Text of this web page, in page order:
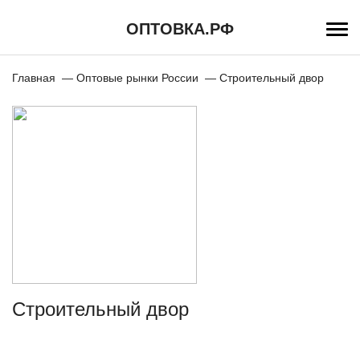
ОПТОВКА.РФ
Строка
Главная Оптовые рынки России Строительный двор
Строительный двор